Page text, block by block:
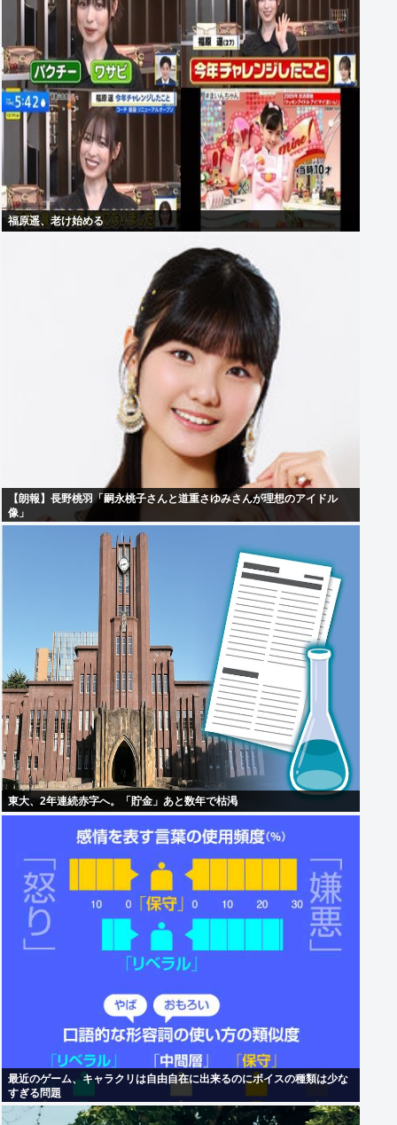
福原遥、老け始める
【朗報】長野桃羽「嗣永桃子さんと道重さゆみさんが理想のアイドル
像」
東大、2年連続赤字へ。「貯金」あと数年で枯渇
最近のゲーム、キャラクリは自由自在に出来るのにボイスの種類は少な
すぎる問題